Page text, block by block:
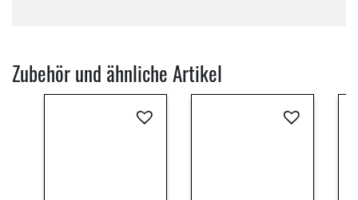
Zubehör und ähnliche Artikel